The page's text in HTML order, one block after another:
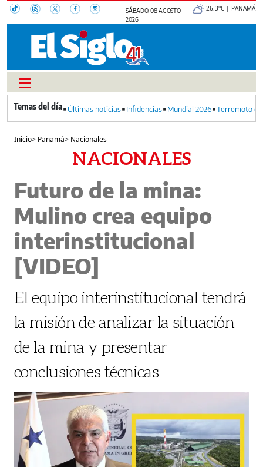
SÁBADO, 08 AGOSTO
2026
26.3°C | PANAMÁ
Últimas noticias Infidencias Mundial 2026 Terremoto
Inicio> Panamá> Nacionales
NACIONALES
Futuro de la mina:
Mulino crea equipo
interinstitucional
[VIDEO]
El equipo interinstitucional tendrá
la misión de analizar la situación
de la mina y presentar
conclusiones técnicas